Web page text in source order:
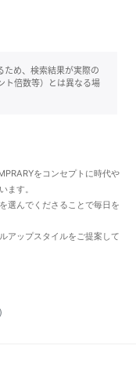
め、検索結果が実際の
ト倍数等）とは異なる場
をコンセプトに時代や
ます。
選んでくださることで毎日を
アップスタイルをご提案して